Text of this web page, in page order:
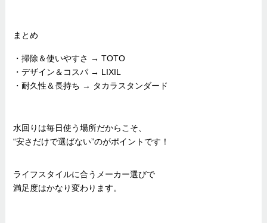
まとめ
・掃除＆使いやすさ → TOTO
・デザイン＆コスパ → LIXIL
・耐久性＆長持ち → タカラスタンダード
水回りは毎日使う場所だからこそ、
“安さだけで選ばない”のがポイントです！
ライフスタイルに合うメーカー選びで
満足度はかなり変わります。